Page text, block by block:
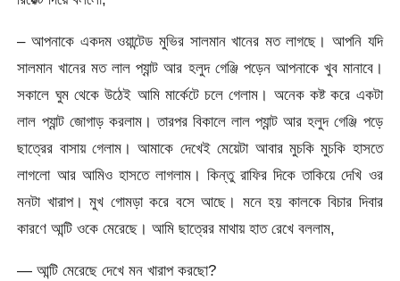
– আপনাকে একদম ওয়ান্টেড মুভির সালমান খানের মত লাগছে। আপনি যদি
সালমান খানের মত লাল প্যান্ট আর হলুদ গেঞ্জি পড়েন আপনাকে খুব মানাবে।
সকালে ঘুম থেকে উঠেই আমি মার্কেটে চলে গেলাম। অনেক কষ্ট করে একটা
লাল প্যান্ট জোগাড় করলাম। তারপর বিকালে লাল প্যান্ট আর হলুদ গেঞ্জি পড়ে
ছাত্রের বাসায় গেলাম। আমাকে দেখেই মেয়েটা আবার মুচকি মুচকি হাসতে
লাগলো আর আমিও হাসতে লাগলাম। কিন্তু রাফির দিকে তাকিয়ে দেখি ওর
মনটা খারাপ। মুখ গোমড়া করে বসে আছে। মনে হয় কালকে বিচার দিবার
কারণে আন্টি ওকে মেরেছে। আমি ছাত্রের মাথায় হাত রেখে বললাম,
— আন্টি মেরেছে দেখে মন খারাপ করছো?